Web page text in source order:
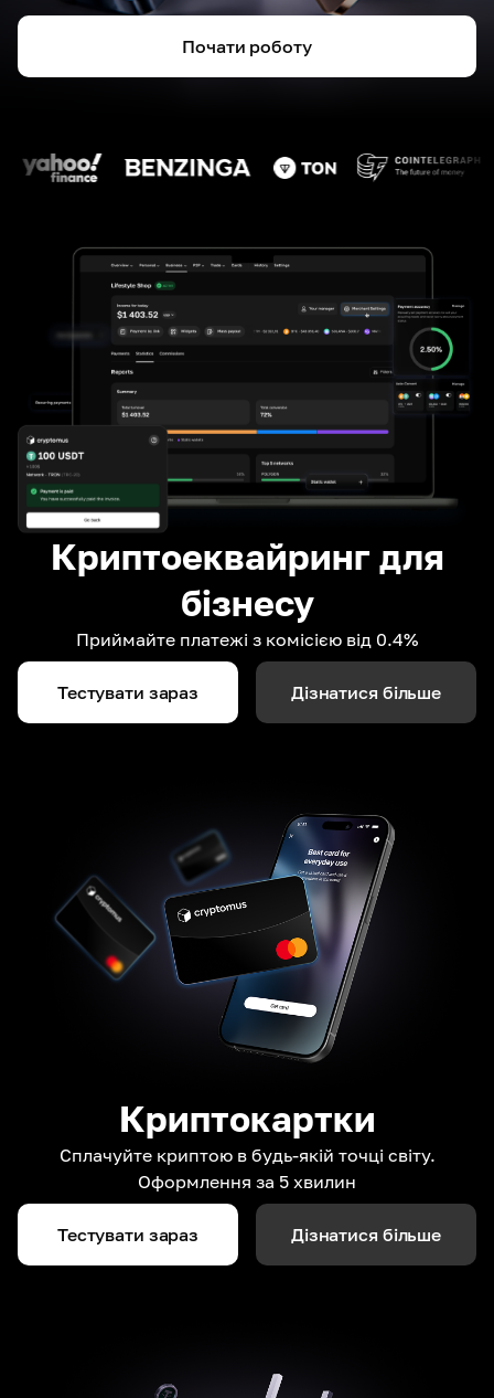
Почати роботу
Криптоеквайринг для
бізнесу
Приймайте платежі з комісією від 0.4%
Тестувати зараз Дізнатися більше
Криптокартки
Сплачуйте криптою в будь-якій точці світу.
Оформлення за 5 хвилин
Тестувати зараз Дізнатися більше